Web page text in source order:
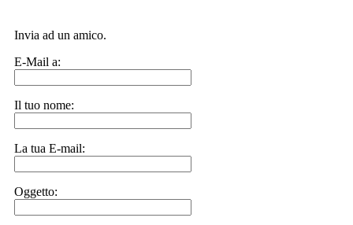
Invia ad un amico.
E-Mail a:
Il tuo nome:
La tua E-mail:
Oggetto: